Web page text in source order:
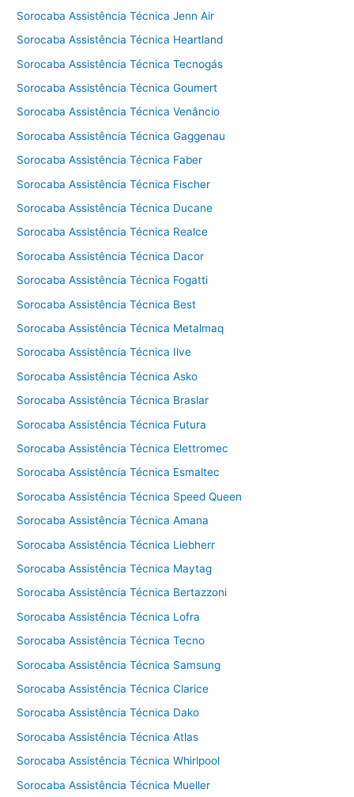
Sorocaba Assistência Técnica Jenn Air
Sorocaba Assistência Técnica Heartland
Sorocaba Assistência Técnica Tecnogás
Sorocaba Assistência Técnica Goumert
Sorocaba Assistência Técnica Venâncio
Sorocaba Assistência Técnica Gaggenau
Sorocaba Assistência Técnica Faber
Sorocaba Assistência Técnica Fischer
Sorocaba Assistência Técnica Ducane
Sorocaba Assistência Técnica Realce
Sorocaba Assistência Técnica Dacor
Sorocaba Assistência Técnica Fogatti
Sorocaba Assistência Técnica Best
Sorocaba Assistência Técnica Metalmaq
Sorocaba Assistência Técnica Ilve
Sorocaba Assistência Técnica Asko
Sorocaba Assistência Técnica Braslar
Sorocaba Assistência Técnica Futura
Sorocaba Assistência Técnica Elettromec
Sorocaba Assistência Técnica Esmaltec
Sorocaba Assistência Técnica Speed Queen
Sorocaba Assistência Técnica Amana
Sorocaba Assistência Técnica Liebherr
Sorocaba Assistência Técnica Maytag
Sorocaba Assistência Técnica Bertazzoni
Sorocaba Assistência Técnica Lofra
Sorocaba Assistência Técnica Tecno
Sorocaba Assistência Técnica Samsung
Sorocaba Assistência Técnica Clarice
Sorocaba Assistência Técnica Dako
Sorocaba Assistência Técnica Atlas
Sorocaba Assistência Técnica Whirlpool
Sorocaba Assistência Técnica Mueller